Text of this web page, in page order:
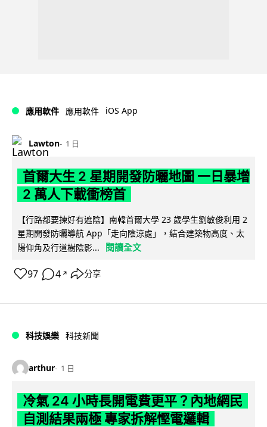
應用軟件 應用軟件 iOS App
Lawton 1 日
首爾大生 2 星期開發防曬地圖 一日暴增
2 萬人下載衝榜首
【行路都要揀好有遮陰】南韓首爾大學 23 歲學生劉敏俊利用 2
星期開發防曬導航 App「走向陰涼處」，結合建築物高度、太
陽仰角及行道樹陰影...
閱讀全文
97 4 ↗ 分享
科技娛樂 科技新聞
arthur 1 日
冷氣 24 小時長開電費更平？內地網民
自測結果兩極 專家拆解慳電邏輯